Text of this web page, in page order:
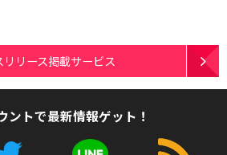
リリース掲載サービス
ントで最新情報ゲット！